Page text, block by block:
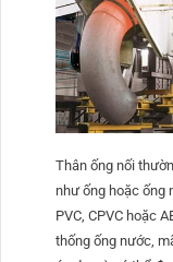
Thân ống nối
như ống hoặc ống
PVC, CPVC hoặc
thống ống nước,